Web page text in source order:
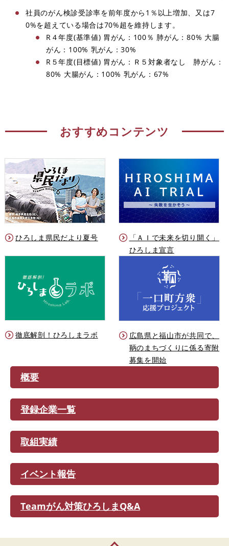
社員のがん検診受診率を前年度から1％以上増加、又は7
0%を超えている場合は70%超を維持します。
R４年度(基準値) 胃がん：100％ 肺がん：80% 大腸
がん：100% 乳がん：30%
R５年度(目標値) 胃がん：Ｒ５対象者なし 肺がん：
80% 大腸がん：100% 乳がん：67%
おすすめコンテンツ
ひろしま県民だより夏号
「ＡＩで未来を切り開く」
ひろしま宣言
徹底解剖！ひろしまラボ
広島県と福山市が共同で、
鞆のまちづくりに係る寄附
募集を開始
概要
登録企業一覧
取組実績
イベント報告
Teamがん対策ひろしまQ&A